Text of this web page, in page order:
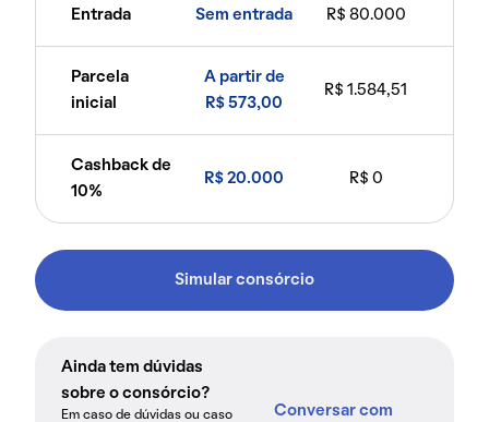
Entrada Sem entrada R$ 80.000
Parcela
inicial
A partir de
R$ 573,00
R$ 1.584,51
Cashback de
10%
R$ 20.000 R$ 0
Simular consórcio
Ainda tem dúvidas
sobre o consórcio?
Em caso de dúvidas ou caso
Conversar com